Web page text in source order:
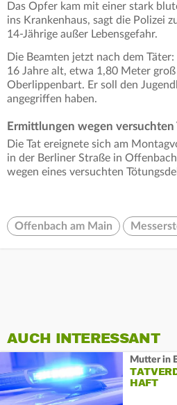
Das Opfer kam mit einer stark
ins Krankenhaus, sagt die Polizei
14-Jährige außer Lebensgefahr.
Die Beamten jetzt nach dem
16 Jahre alt, etwa 1,80 Meter
Oberlippenbart. Er soll den
angegriffen haben.
Ermittlungen wegen versuchten
Die Tat ereignete sich am
in der Berliner Straße in
wegen eines versuchten
Offenbach am Main
AUCH INTERESSANT
Mutter in
HAFT